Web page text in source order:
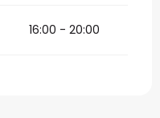
16:00 - 20:00